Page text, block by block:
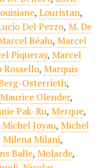
, Louristan,
Del Pezzo, M. De
Béalu, Marcel
Piqueray, Marcel
Rossello, Marquis
Osterrieth,
Maurice Olender,
Pak-Ru, Merque,
Michel Joyau, Michel
Milena Milani,
Balle, Molarde,